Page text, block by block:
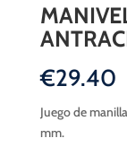
€29.40
Juego de
mm.